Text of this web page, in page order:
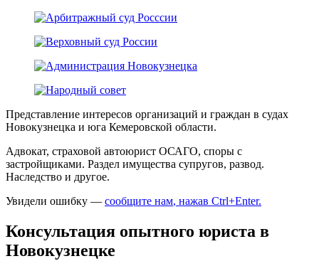
Представление интересов организаций и граждан в судах
Новокузнецка и юга Кемеровской области.
Адвокат, страховой автоюрист ОСАГО, споры с
застройщиками. Раздел имущества супругов, развод.
Наследство и другое.
Увидели ошибку — сообщите нам, нажав Ctrl+Enter.
Консультация опытного юриста в
Новокузнецке